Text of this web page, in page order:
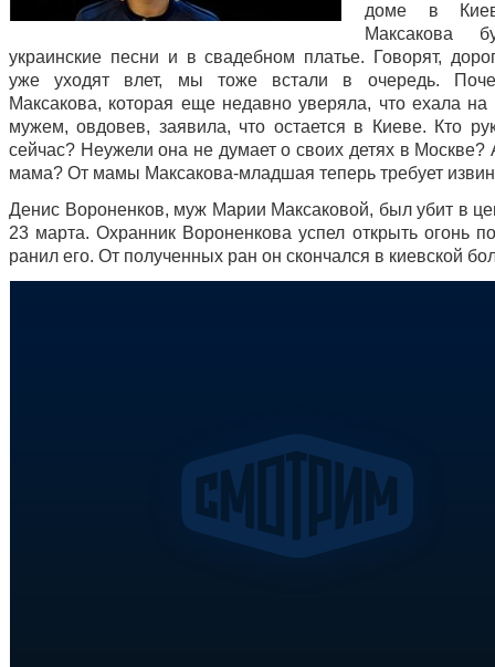
доме в
Максакова
украинские песни и в свадебном платье. Говорят,
уже уходят влет, мы тоже встали в очередь.
Максакова, которая еще недавно уверяла, что ехала на
мужем, овдовев, заявила, что остается в Киеве. Кто
сейчас? Неужели она не думает о своих детях в Москве?
мама? От мамы Максакова-младшая теперь требует
Денис Вороненков, муж Марии Максаковой, был убит в
23 марта. Охранник Вороненкова успел открыть огонь
ранил его. От полученных ран он скончался в киевской